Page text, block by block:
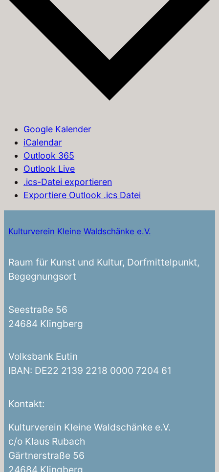
Google Kalender
iCalendar
Outlook 365
Outlook Live
.ics-Datei exportieren
Exportiere Outlook .ics Datei
Kulturverein Kleine Waldschänke e.V.
Raum für Kunst und Kultur, Dorfmittelpunkt,
Begegnungsort
Seestraße 56
24684 Klingberg
Volksbank Eutin
IBAN: DE22 2139 2218 0000 7204 61
Kontakt:
Kulturverein Kleine Waldschänke e.V.
c/o Klaus Rubach
Gärtnerstraße 56
24684 Klingberg